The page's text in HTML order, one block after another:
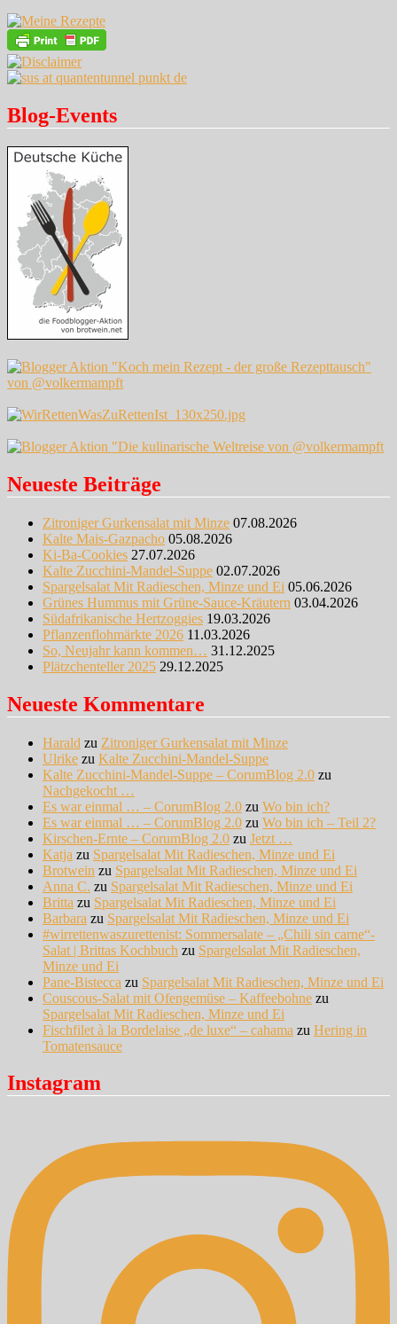
Blog-Events
Neueste Beiträge
Zitroniger Gurkensalat mit Minze 07.08.2026
Kalte Mais-Gazpacho 05.08.2026
Ki-Ba-Cookies 27.07.2026
Kalte Zucchini-Mandel-Suppe 02.07.2026
Spargelsalat Mit Radieschen, Minze und Ei 05.06.2026
Grünes Hummus mit Grüne-Sauce-Kräutern 03.04.2026
Südafrikanische Hertzoggies 19.03.2026
Pflanzenflohmärkte 2026 11.03.2026
So, Neujahr kann kommen… 31.12.2025
Plätzchenteller 2025 29.12.2025
Neueste Kommentare
Harald zu Zitroniger Gurkensalat mit Minze
Ulrike zu Kalte Zucchini-Mandel-Suppe
Kalte Zucchini-Mandel-Suppe – CorumBlog 2.0 zu
Nachgekocht …
Es war einmal … – CorumBlog 2.0 zu Wo bin ich?
Es war einmal … – CorumBlog 2.0 zu Wo bin ich – Teil 2?
Kirschen-Ernte – CorumBlog 2.0 zu Jetzt …
Katja zu Spargelsalat Mit Radieschen, Minze und Ei
Brotwein zu Spargelsalat Mit Radieschen, Minze und Ei
Anna C. zu Spargelsalat Mit Radieschen, Minze und Ei
Britta zu Spargelsalat Mit Radieschen, Minze und Ei
Barbara zu Spargelsalat Mit Radieschen, Minze und Ei
#wirrettenwaszurettenist: Sommersalate – „Chili sin carne“-
Salat | Brittas Kochbuch zu Spargelsalat Mit Radieschen,
Minze und Ei
Pane-Bistecca zu Spargelsalat Mit Radieschen, Minze und Ei
Couscous-Salat mit Ofengemüse – Kaffeebohne zu
Spargelsalat Mit Radieschen, Minze und Ei
Fischfilet à la Bordelaise „de luxe“ – cahama zu Hering in
Tomatensauce
Instagram